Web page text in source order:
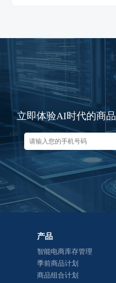
立即体验AI时代的商
产品
智能电商库存管理
季前商品计划
商品组合计划